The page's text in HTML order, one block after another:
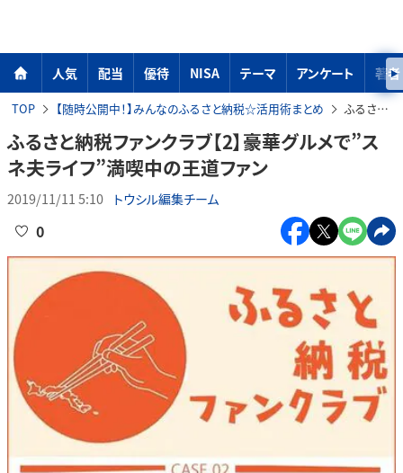
人気 配当 優待 NISA テーマ アンケート 著者
TOP 【随時公開中！】みんなのふるさと納税☆活用術まとめ ふるさと納税ファンクラブ【2】豪華グルメで”スネ夫ライフ”満喫中の王道ファン
ふるさと納税ファンクラブ【2】豪華グルメで”ス
ネ夫ライフ”満喫中の王道ファン
2019/11/11 5:10 トウシル編集チーム
0